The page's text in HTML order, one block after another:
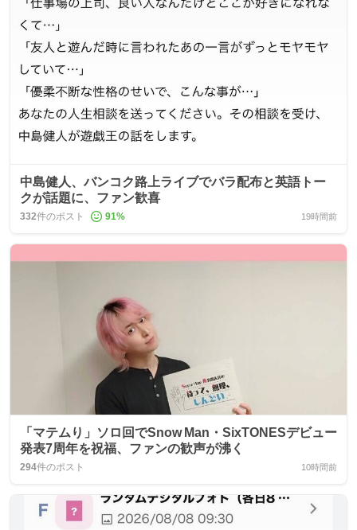
中島健人、バンコク路上ライブでバラ配布と英語トー
クが話題に、ファン歓喜
332件のポスト 91% 19時間前
「マテムり」ソロ回でSnow Man・SixTONESデビュー
発表7周年を祝福、ファンの歓声が沸く
294件のポスト 10時間前